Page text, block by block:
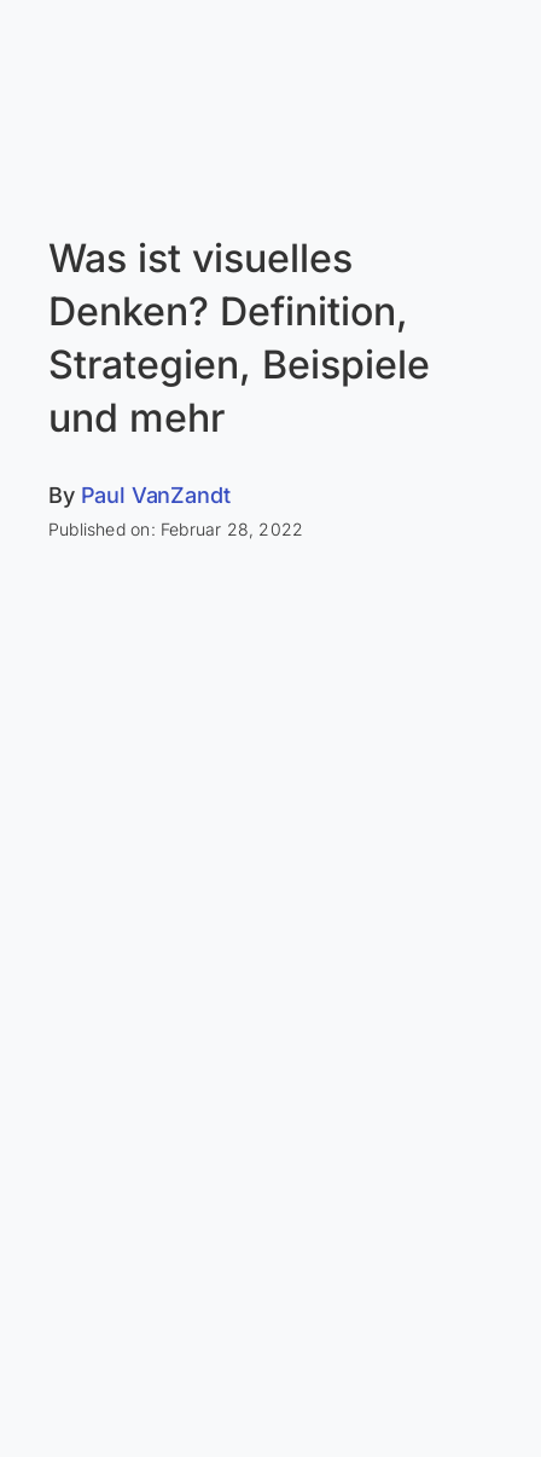
Was ist visuelles
Denken? Definition,
Strategien, Beispiele
und mehr
By Paul VanZandt
Published on: Februar 28, 2022